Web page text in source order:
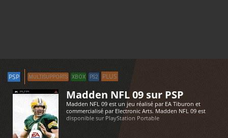
PSP MULTISUPPORTS XBOX PS2 PLUS
Madden NFL 09 sur PSP
Madden NFL 09 est un jeu réalisé par EA Tiburon et
commercialisé par Electronic Arts. Madden NFL 09 est
disponible sur PlayStation Portable